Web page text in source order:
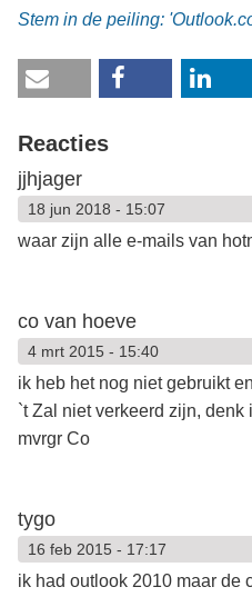
Stem in de peiling:
Reacties
jjhjager
18 jun 2018 - 15:07
waar zijn alle e-mails van
co van hoeve
4 mrt 2015 - 15:40
ik heb het nog niet gebruikt
`t Zal niet verkeerd zijn, denk
mvrgr Co
tygo
16 feb 2015 - 17:17
ik had outlook 2010 maar de